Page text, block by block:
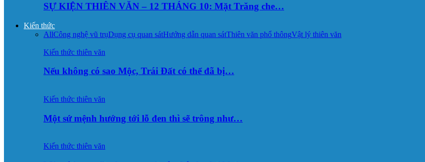
SỰ KIỆN THIÊN VĂN – 12 THÁNG 10: Mặt Trăng che…
Kiến thức
AllCông nghệ vũ trụDụng cụ quan sátHướng dẫn quan sátThiên văn phổ thôngVật lý thiên văn
Kiến thức thiên văn
Nếu không có sao Mộc, Trái Đất có thể đã bị…
Kiến thức thiên văn
Một sứ mệnh hướng tới lỗ đen thì sẽ trông như…
Kiến thức thiên văn